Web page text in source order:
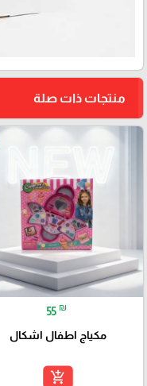
منتجات ذات صلة
55 ₪
مكياج اطفال اشكال
add_shopping_cart